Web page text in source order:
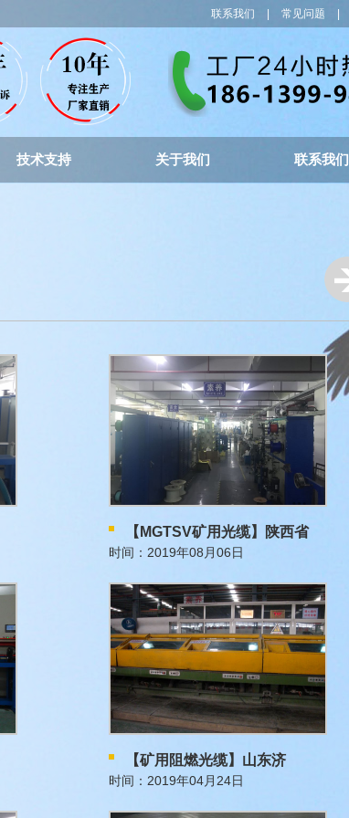
联系我们 常见问题
技术支持 关于我们 联系我们
【MGTSV矿用光缆】陕西省
时间：2019年08月06日
【矿用阻燃光缆】山东济
时间：2019年04月24日